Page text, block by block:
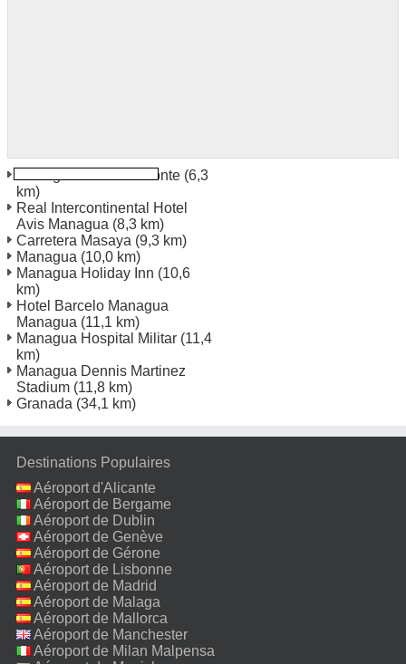
Managua Bello Horizonte (6,3
km)
Real Intercontinental Hotel
Avis Managua (8,3 km)
Carretera Masaya (9,3 km)
Managua (10,0 km)
Managua Holiday Inn (10,6
km)
Hotel Barcelo Managua
Managua (11,1 km)
Managua Hospital Militar (11,4
km)
Managua Dennis Martinez
Stadium (11,8 km)
Granada (34,1 km)
Destinations Populaires
Aéroport d'Alicante
Aéroport de Bergame
Aéroport de Dublin
Aéroport de Genève
Aéroport de Gérone
Aéroport de Lisbonne
Aéroport de Madrid
Aéroport de Malaga
Aéroport de Mallorca
Aéroport de Manchester
Aéroport de Milan Malpensa